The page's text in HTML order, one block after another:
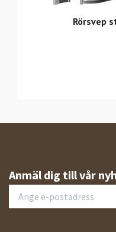
Rörsvep
Anmäl dig till vår